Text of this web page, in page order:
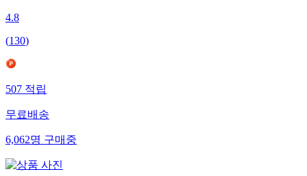
4.8
(130)
507적립
무료배송
6,062명구매중